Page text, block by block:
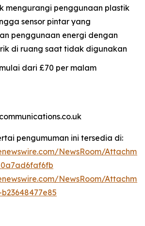
mengurangi penggunaan plastik
sensor pintar yang
penggunaan energi dengan
di ruang saat tidak digunakan
dari £70 per malam
pengumuman ini tersedia di:
NewsRoom/
NewsRoom/